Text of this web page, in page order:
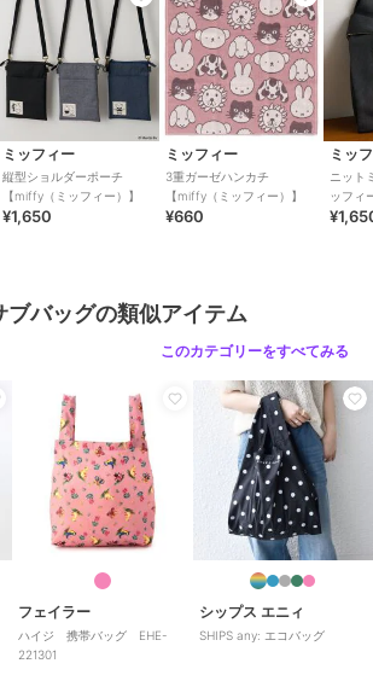
洗濯不可
中国
ミッフィー
縦型ショルダーポーチ
【miffy（ミッフィー）】
¥1,650
ミッフィー
3重ガーゼハンカチ
【miffy（ミッフィー）】
¥660
ミッ
ニット
ッフィ
ブバッグの類似アイテム
このカテゴリーをすべてみる
フェイラー
ハイジ 携帯バッグ EHE-
221301
シップス エニィ
SHIPS any: エコバッグ